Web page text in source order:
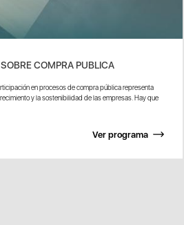
COMPRA PUBLICA
en procesos de compra pública representa
y la sostenibilidad de las empresas. Hay que
Ver programa